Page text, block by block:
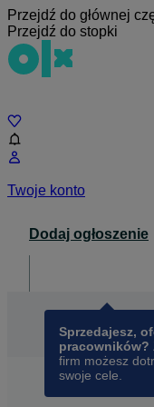
Przejdź do głównej
Przejdź do stopki
Twoje konto
Dodaj ogłoszenie
Sprzedajesz,
pracowników?
firm możesz
swoje cele.